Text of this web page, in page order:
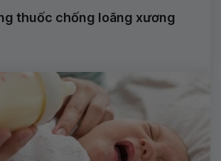
thuốc chống loãng xương